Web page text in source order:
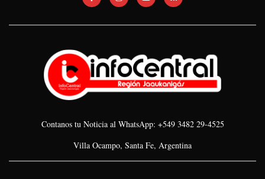
Contanos tu Noticia al WhatsApp: +549 3482 29-4525
Villa Ocampo, Santa Fe, Argentina